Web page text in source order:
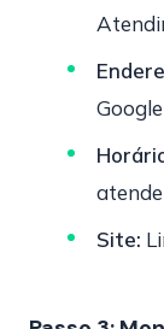
Site: